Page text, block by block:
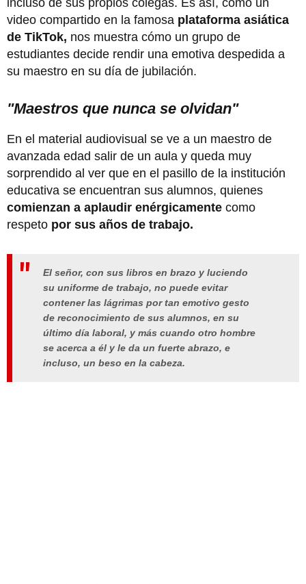
video compartido en la famosa plataforma asiática
de TikTok, nos muestra cómo un grupo de
estudiantes decide rendir una emotiva despedida a
su maestro en su día de jubilación.
"Maestros que nunca se olvidan"
En el material audiovisual se ve a un maestro de
avanzada edad salir de un aula y queda muy
sorprendido al ver que en el pasillo de la institución
educativa se encuentran sus alumnos, quienes
comienzan a aplaudir enérgicamente como
respeto por sus años de trabajo.
El señor, con sus libros en brazo y luciendo
su uniforme de trabajo, no puede evitar
contener las lágrimas por tan emotivo gesto
de reconocimiento de sus alumnos, en su
último día laboral, y más cuando otro hombre
se acerca a él y le da un fuerte abrazo, e
incluso, un beso en la cabeza.